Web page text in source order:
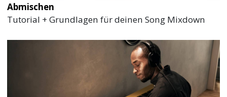
Abmischen
Tutorial + Grundlagen für deinen Song Mixdown